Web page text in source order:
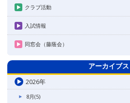
クラブ活動
入試情報
同窓会（藤蔭会）
アーカイブス
2026年
8月(5)